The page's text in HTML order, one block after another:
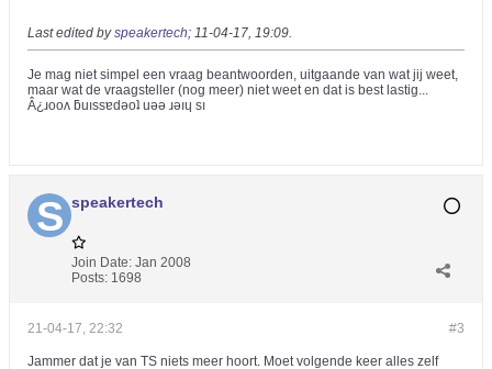
Last edited byspeakertech; 11-04-17, 19:09.
Je mag niet simpel een vraag beantwoorden, uitgaande van wat jij weet,
maar wat de vraagsteller (nog meer) niet weet en dat is best lastig...
Â¿ɹooʌ ƃuıssɐdǝoʇ uǝǝ ɹǝıɥ sı
speakertech
Join Date: Jan 2008
Posts: 1698
#3
21-04-17, 22:32
Jammer dat je van TS niets meer hoort. Moet volgende keer alles zelf